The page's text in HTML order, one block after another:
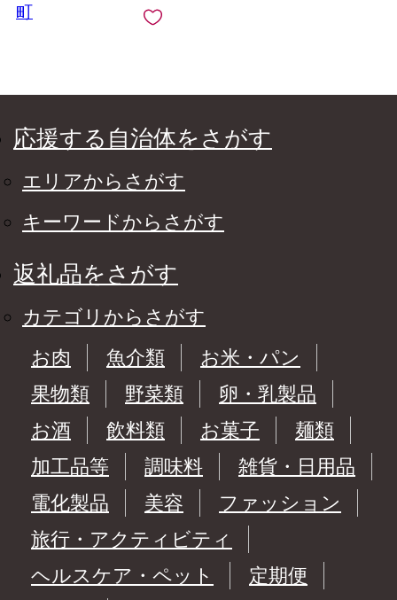
町
応援する自治体をさがす
エリアからさがす
キーワードからさがす
返礼品をさがす
カテゴリからさがす
お肉
魚介類
お米・パン
果物類
野菜類
卵・乳製品
お酒
飲料類 お菓子
麺類
加工品等
調味料
雑貨・日用品
電化製品
美容
ファッション
旅行・アクティビティ
ヘルスケア・ペット
定期便